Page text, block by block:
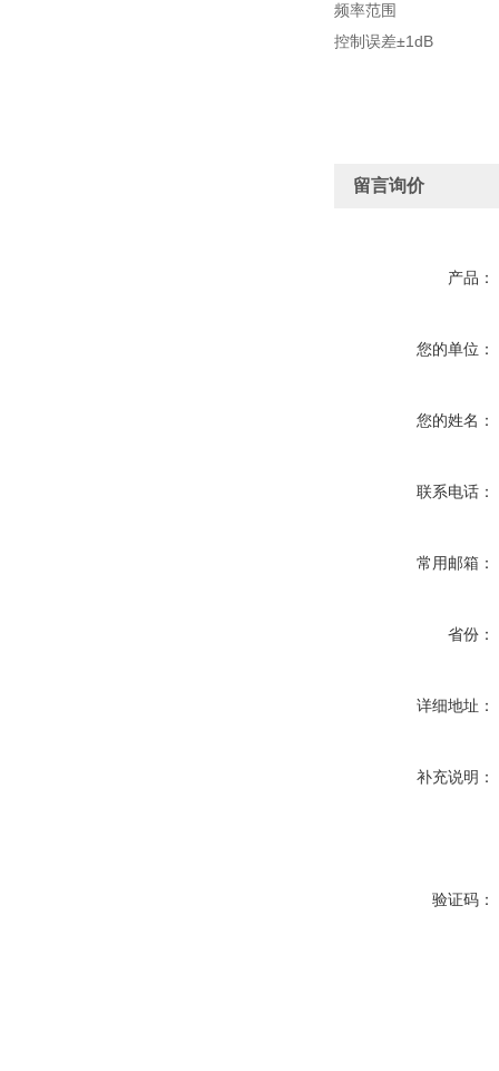
频率范围
控制误差±1dB
留言询价
产品：
您的单位：
您的姓名：
联系电话：
常用邮箱：
省份：
详细地址：
补充说明：
验证码：